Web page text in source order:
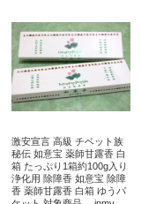
激安宣言 高級 チベット族
秘伝 如意宝 薬師甘露香 白
箱 たっぷり1箱約100g入り
浄化用 除障香 如意宝 除障
香 薬師甘露香 白箱 ゆうパ